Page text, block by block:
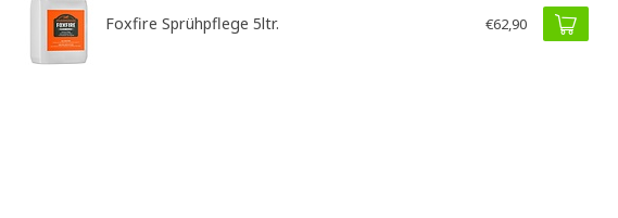
Foxfire Sprühpflege 5ltr. €62,90